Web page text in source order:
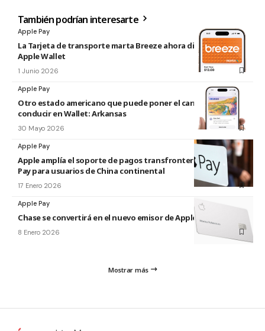
También podrían interesarte
Apple Pay
La Tarjeta de transporte marta Breeze ahora disponible en
Apple Wallet
1 Junio 2026
Apple Pay
Otro estado americano que puede poner el carnet de
conducir en Wallet: Arkansas
30 Mayo 2026
Apple Pay
Apple amplía el soporte de pagos transfronterizos de Apple
Pay para usuarios de China continental
17 Enero 2026
Apple Pay
Chase se convertirá en el nuevo emisor de Apple Card
8 Enero 2026
Mostrar más